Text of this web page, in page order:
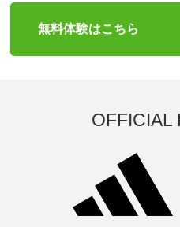
無料体験はこちら
OFFICIAL